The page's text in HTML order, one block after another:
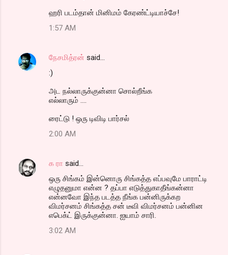
ஹரி படம்தான் மினிமம் கேரண்ட்டியாச்சே!
1:57 AM
நேசமித்ரன் said…
:)
அட நல்லாருக்குன்னா சொல்றீங்க
எல்லாரும் ....
ரைட்டு ! ஒரு டிவிடி பார்சல்
2:00 AM
க ரா said…
ஒரு சிங்கம் இன்னொரு சிங்கத்த எப்பவுமே பாராட்டி
எழுதனுமா என்ன ? தப்பா எடுத்துகாதீங்கன்னா
என்னவோ இந்த படத்த நீங்க பன்னிருக்கற
விமர்சனம் சிங்கத்த சன் டீவி விமர்சனம் பன்னின
எபெக்ட் இருக்குன்னா. ஐயாம் சாரி.
3:02 AM